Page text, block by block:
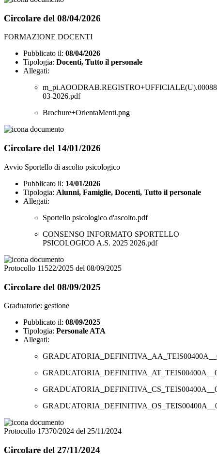
Circolare del 08/04/2026
FORMAZIONE DOCENTI
Pubblicato il: 08/04/2026
Tipologia: Docenti, Tutto il personale
Allegati:
03-2026.pdf
Brochure+OrientaMenti.png
Circolare del 14/01/2026
Avvio Sportello di ascolto psicologico
Pubblicato il: 14/01/2026
Tipologia: Alunni, Famiglie, Docenti, Tutto il personale
Allegati:
Sportello psicologico d'ascolto.pdf
CONSENSO INFORMATO SPORTELLO
PSICOLOGICO A.S. 2025 2026.pdf
Protocollo 11522/2025 del 08/09/2025
Circolare del 08/09/2025
Graduatorie: gestione
Pubblicato il: 08/09/2025
Tipologia: Personale ATA
Allegati:
Protocollo 17370/2024 del 25/11/2024
Circolare del 27/11/2024